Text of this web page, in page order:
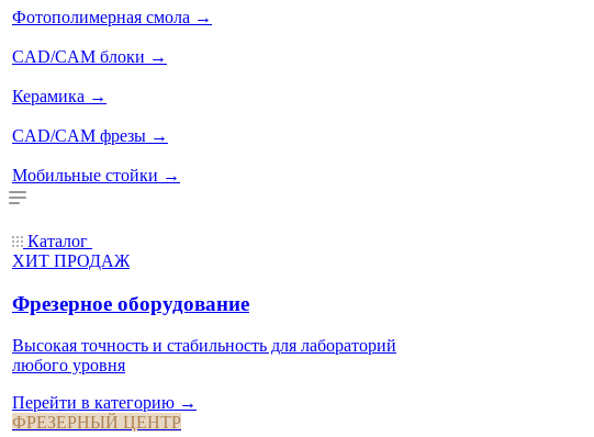
Фотополимерная смола →
CAD/CAM блоки →
Керамика →
CAD/CAM фрезы →
Мобильные стойки →
Каталог
ХИТ ПРОДАЖ
Фрезерное оборудование
Высокая точность и стабильность для лабораторий
любого уровня
Перейти в категорию →
ФРЕЗЕРНЫЙ ЦЕНТР